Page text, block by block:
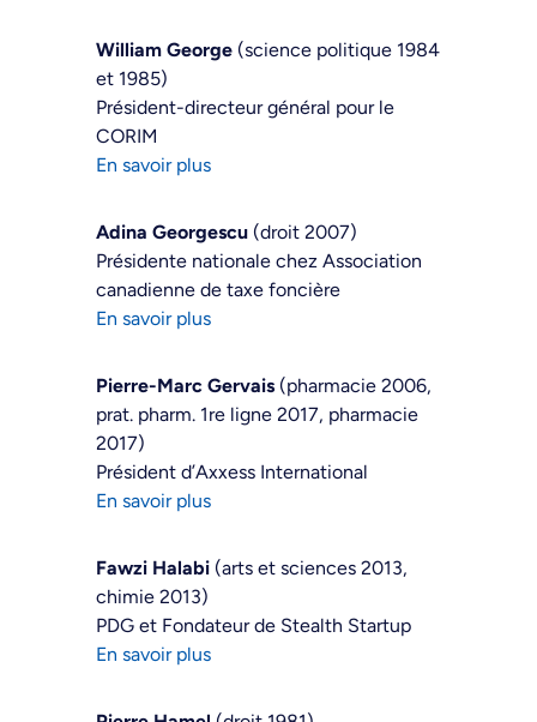
William George (science politique 1984
et 1985)
Président-directeur général pour le
CORIM
En savoir plus
Adina Georgescu (droit 2007)
Présidente nationale chez Association
canadienne de taxe foncière
En savoir plus
Pierre-Marc Gervais (pharmacie 2006,
prat. pharm. 1re ligne 2017, pharmacie
2017)
Président d’Axxess International
En savoir plus
Fawzi Halabi (arts et sciences 2013,
chimie 2013)
PDG et Fondateur de Stealth Startup
En savoir plus